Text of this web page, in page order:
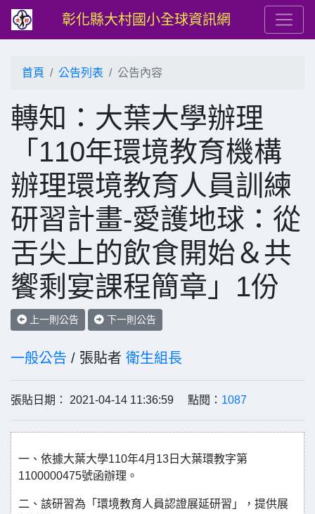
彰化縣大村國小全球資訊網
首頁 公告列表 公告內容
轉知：大葉大學辦理
「110年環境教育機構
辦理環境教育人員訓練
研習計畫-愛護地球：從
舌尖上的飲食開始＆共
饗剩宴課程簡章」1份
上一則公告 下一則公告
一般公告 / 張貼者 衛生組長
張貼日期： 2021-04-14 11:36:59 點閱： 1087
一、依據大葉大學110年4月13日大葉環教字第
1100000475號函辦理。
二、該研習為「環境教育人員認證展延研習」，提供展